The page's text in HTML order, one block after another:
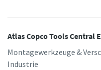
Atlas Copco Tools Central
Montagewerkzeuge &
Industrie